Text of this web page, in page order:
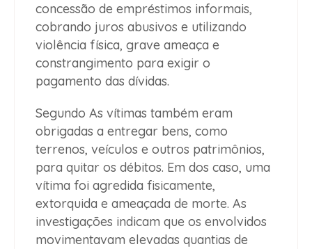
concessão de empréstimos informais,
cobrando juros abusivos e utilizando
violência física, grave ameaça e
constrangimento para exigir o
pagamento das dívidas.
Segundo As vítimas também eram
obrigadas a entregar bens, como
terrenos, veículos e outros patrimônios,
para quitar os débitos. Em dos caso, uma
vítima foi agredida fisicamente,
extorquida e ameaçada de morte. As
investigações indicam que os envolvidos
movimentavam elevadas quantias de